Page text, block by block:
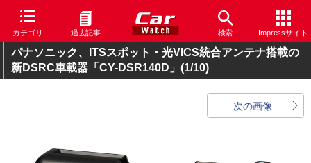
カテゴリ 過去記事 検索 Impressサイト
パナソニック、ITSスポット・光VICS統合アンテナ搭載の
新DSRC車載器「CY-DSR140D」 (1/10)
次の画像